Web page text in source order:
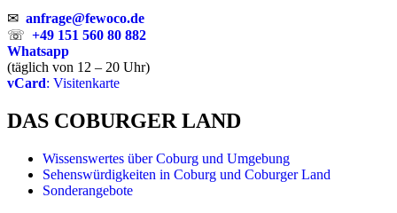
✉ anfrage@fewoco.de
☏ +49 151 560 80 882
Whatsapp
(täglich von 12 – 20 Uhr)
vCard: Visitenkarte
DAS COBURGER LAND
Wissenswertes über Coburg und Umgebung
Sehenswürdigkeiten in Coburg und Coburger Land
Sonderangebote